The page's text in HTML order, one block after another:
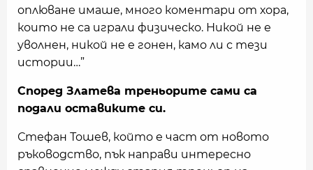
оплюване имаше, много коментари от хора,
които не са играли физическо. Никой не е
уволнен, никой не е гонен, камо ли с тези
истории…”
Според Златева треньорите сами са
подали оставиките си.
Стефан Тошев, който е част от новото
ръководство, пък направи интересно